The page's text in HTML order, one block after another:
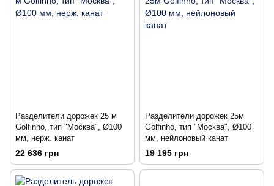
Разделители дорожек 25 м
Golfinho, тип "Москва", Ø100
мм, нерж. канат
22 636 грн
Разделители дорожек 25м
Golfinho, тип "Москва", Ø100
мм, нейлоновый канат
19 195 грн